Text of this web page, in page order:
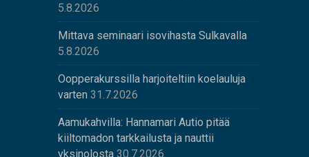
5.8.2026
Mittava seminaari isovihasta Sulkavalla
5.8.2026
Oopperakurssilla harjoiteltiin koelauluja
varten 31.7.2026
Aamukahvilla: Hannamari Autio pitää
kiiltomadon tarkkailusta ja nauttii
yksinolosta 30.7.2026